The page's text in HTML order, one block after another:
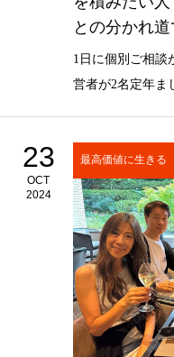
との分かれ道
1日に個別ご相
営者が2名定年ま
23
OCT
2024
最高価値に生きる